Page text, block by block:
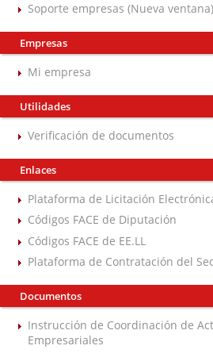
Soporte empresas (Nueva ventana)
Empresas
Mi empresa
Utilidades
Verificación de documentos
Enlaces
Plataforma de Licitación
Códigos FACE de Diputación
Códigos FACE de EE.LL
Plataforma de Contratación del
Documentos
Instrucción de Coordinación de
Empresariales